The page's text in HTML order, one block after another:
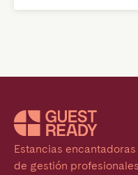
Estancias
de gestión